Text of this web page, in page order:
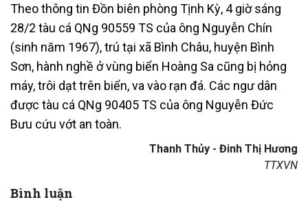
Theo thông tin Đồn biên phòng Tịnh Kỳ, 4 giờ sáng
28/2 tàu cá QNg 90559 TS của ông Nguyễn Chín
(sinh năm 1967), trú tại xã Bình Châu, huyện Bình
Sơn, hành nghề ở vùng biển Hoàng Sa cũng bị hỏng
máy, trôi dạt trên biển, va vào rạn đá. Các ngư dân
được tàu cá QNg 90405 TS của ông Nguyễn Đức
Bưu cứu vớt an toàn.
Thanh Thủy - Đinh Thị Hương
TTXVN
Bình luận